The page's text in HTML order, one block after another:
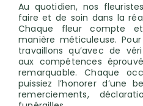
Au quotidien, nos
faire et de soin dans la
Chaque fleur compte
manière méticuleuse.
travaillons qu’avec de
aux compétences
remarquable. Chaque
puissiez l’honorer d’une
remerciements,